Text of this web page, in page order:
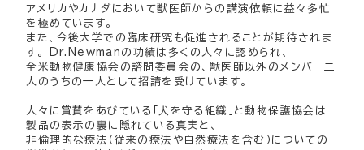
アメリカやカナダにおいて獣医師からの講演依頼に益々多忙
を極めています。
また、今後大学での臨床研究も促進されることが期待されま
す。 Dr.Newmanの功績は多くの人々に認められ、
全米動物健康協会の諮問委員会の、獣医師以外のメンバー二
人のうちの一人として招請を受けています。
人々に賞賛をあびている「犬を守る組織」と動物保護協会は
製品の表示の裏に隠れている真実と、
非倫理的な療法（従来の療法や自然療法を含む）についての